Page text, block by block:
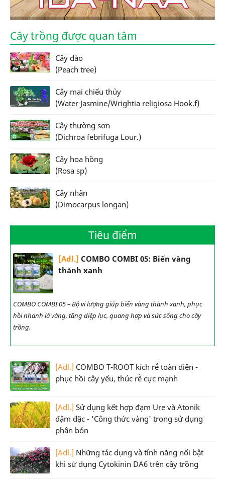
Cây trồng được quan tâm
Cây đào
(Peach tree)
Cây mai chiếu thủy
(Water Jasmine/Wrightia religiosa Hook.f)
Cây thường sơn
(Dichroa febrifuga Lour.)
Cây hoa hồng
(Rosa sp)
Cây nhãn
(Dimocarpus longan)
Tiêu điểm
[Adl.] COMBO COMBI 05: Biến vàng
thành xanh
COMBO COMBI 05 – Bộ vi lượng giúp biến vàng thành xanh, phục
hồi nhanh lá vàng, tăng diệp lục, quang hợp và sức sống cho cây
trồng.
[Adl.] COMBO T-ROOT kích rễ toàn diện -
phục hồi cây yếu, thúc rễ cực mạnh
[Adl.] Sử dụng kết hợp đạm Ure và Atonik
đậm đặc - 'Công thức vàng' trong sử dụng
phân bón
[Adl.] Những tác dụng và tính năng nổi bật
khi sử dụng Cytokinin DA6 trên cây trồng